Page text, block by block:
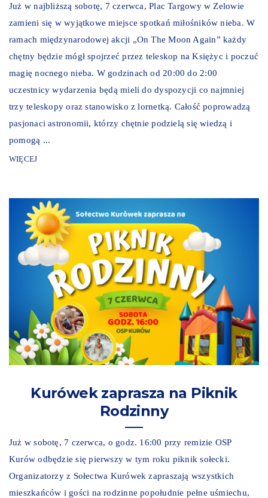
Już w najbliższą sobotę, 7 czerwca, Plac Targowy w Zelowie
zamieni się w wyjątkowe miejsce spotkań miłośników nieba. W
ramach międzynarodowej akcji „On The Moon Again” każdy
chętny będzie mógł spojrzeć przez teleskop na Księżyc i poczuć
magię nocnego nieba. W godzinach od 20:00 do 2:00
uczestnicy wydarzenia będą mieli do dyspozycji co najmniej
trzy teleskopy oraz stanowisko z lornetką. Całość poprowadzą
pasjonaci astronomii, którzy chętnie podzielą się wiedzą i
pomogą ...
WIĘCEJ
Kurówek zaprasza na Piknik
Rodzinny
Już w sobotę, 7 czerwca, o godz. 16:00 przy remizie OSP
Kurów odbędzie się pierwszy w tym roku piknik sołecki.
Organizatorzy z Sołectwa Kurówek zapraszają wszystkich
mieszkańców i gości na rodzinne popołudnie pełne uśmiechu,